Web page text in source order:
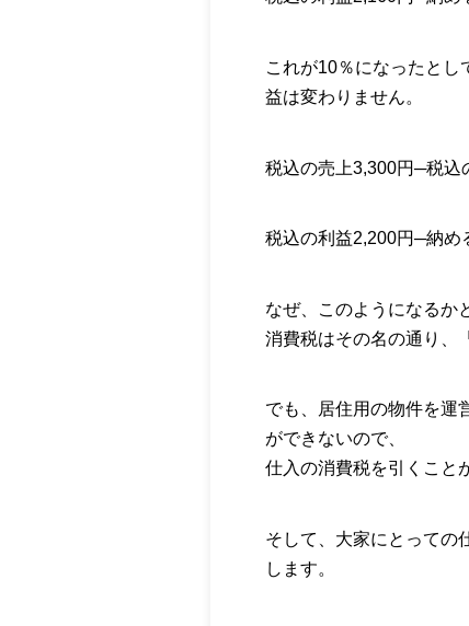
これが10％になったとし
益は変わりません。
税込の売上3,300円─税込
税込の利益2,200円─納め
なぜ、このようになるか
消費税はその名の通り、
でも、居住用の物件を運
ができないので、
仕入の消費税を引くこと
そして、大家にとっての
します。